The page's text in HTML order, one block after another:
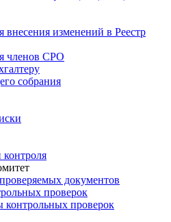
изменений в Реестр
членов СРО
собрания
документов
проверок
контрольных проверок